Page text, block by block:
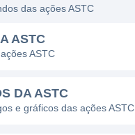
das ações ASTC
ASTC
ASTC
DA ASTC
e gráficos das ações ASTC